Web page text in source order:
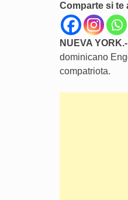
Comparte si te
NUEVA YORK.-
dominicano
compatriota.